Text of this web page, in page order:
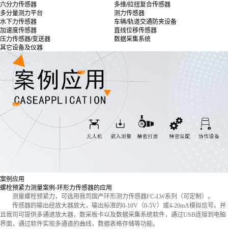
六分力传感器
多维/拉扭复合传感器
多分量测力平台
测力传感器
水下力传感器
车辆/轨道交通防夹设备
加速度传感器
直线位移传感器
压力传感器/变送器
数据采集系统
其它设备及仪器
案例应用
螺栓预紧力测量案例-环形力传感器的应用
测量螺栓预紧力，可选用我司国产环形测力传感器FC-LW系列（可定制）。
传感器的输出经放大器放大，输出标准的0-10V（0-5V）或4-20mA模拟信号。 并
且我司可提供多通道放大器，数采板卡以及数据采集系统软件，通过USB连接到电脑
界面，通过软件实现多通道的曲线，数据表格存储等功能。